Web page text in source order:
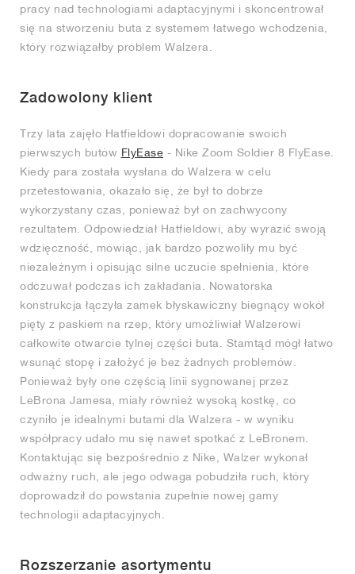
pracy nad technologiami adaptacyjnymi i skoncentrował
się na stworzeniu buta z systemem łatwego wchodzenia,
który rozwiązałby problem Walzera.
Zadowolony klient
Trzy lata zajęło Hatfieldowi dopracowanie swoich
pierwszych butów FlyEase - Nike Zoom Soldier 8 FlyEase.
Kiedy para została wysłana do Walzera w celu
przetestowania, okazało się, że był to dobrze
wykorzystany czas, ponieważ był on zachwycony
rezultatem. Odpowiedział Hatfieldowi, aby wyrazić swoją
wdzięczność, mówiąc, jak bardzo pozwoliły mu być
niezależnym i opisując silne uczucie spełnienia, które
odczuwał podczas ich zakładania. Nowatorska
konstrukcja łączyła zamek błyskawiczny biegnący wokół
pięty z paskiem na rzep, który umożliwiał Walzerowi
całkowite otwarcie tylnej części buta. Stamtąd mógł łatwo
wsunąć stopę i założyć je bez żadnych problemów.
Ponieważ były one częścią linii sygnowanej przez
LeBrona Jamesa, miały również wysoką kostkę, co
czyniło je idealnymi butami dla Walzera - w wyniku
współpracy udało mu się nawet spotkać z LeBronem.
Kontaktując się bezpośrednio z Nike, Walzer wykonał
odważny ruch, ale jego odwaga pobudziła ruch, który
doprowadził do powstania zupełnie nowej gamy
technologii adaptacyjnych.
Rozszerzanie asortymentu